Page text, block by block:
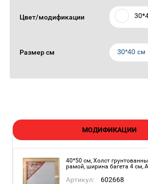
Цвет/модификации
Размер см 30*40 см
МОДИФИКАЦИИ
40*50 см, Холст
рамой, ширина багета 4 см,
Артикул: 602668